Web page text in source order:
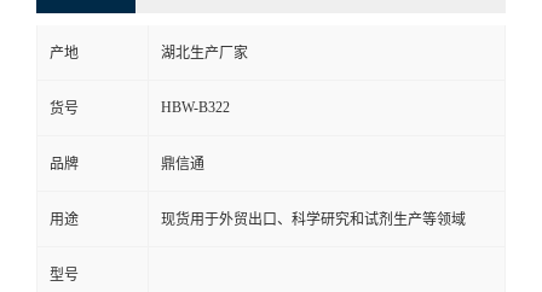
产地 湖北生产厂家
货号 HBW-B322
品牌 鼎信通
用途 现货用于外贸出口、科学研究和试剂生产等领域
型号